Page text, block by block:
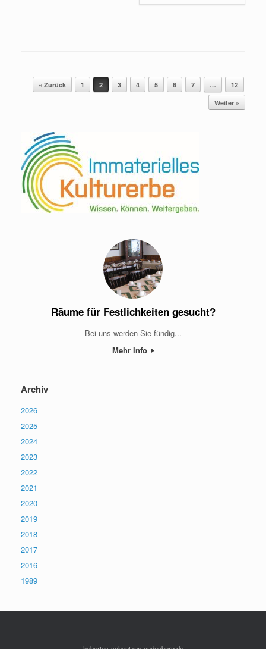
Beitragsnavigation
« Zurück 1 2 3 4 5 6 7 …
12
Weiter »
Räume für Festlichkeiten gesucht?
Bei uns werden Sie fündig...
Mehr Info
Archiv
2026
2025
2024
2023
2022
2021
2020
2019
2018
2017
2016
1989